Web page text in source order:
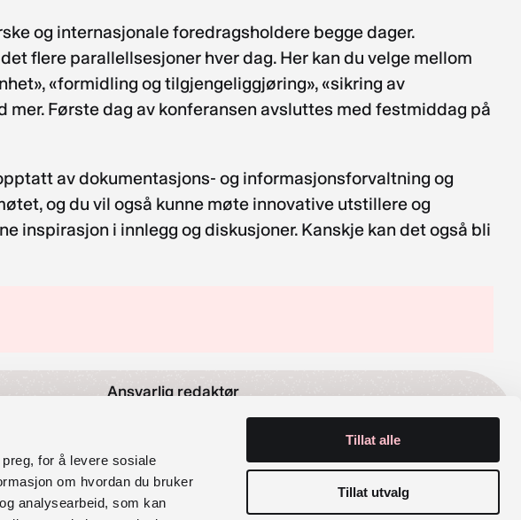
for å levere sosiale
om hvordan du bruker
analysearbeid, som kan
Tillat alle
Tillat utvalg
og internasjonale foredragsholdere begge dager.
flere parallellsesjoner hver dag. Her kan du velge mellom
«formidling og tilgjengeliggjøring», «sikring av
Første dag av konferansen avsluttes med festmiddag på
av dokumentasjons- og informasjonsforvaltning og
og du vil også kunne møte innovative utstillere og
inspirasjon i innlegg og diskusjoner. Kanskje kan det også bli
Ansvarlig redaktør
Organisasjonsnummer